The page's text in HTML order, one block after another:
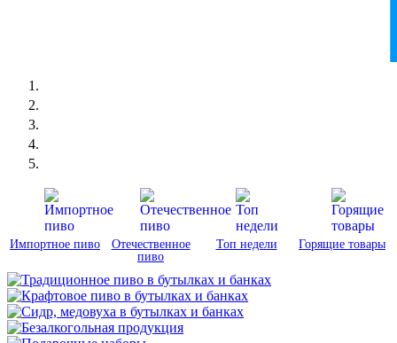
Импортное пиво
Отечественное
пиво
Топ недели Горящие товары